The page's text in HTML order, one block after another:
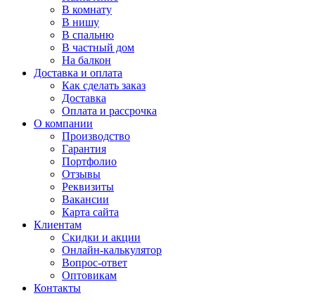
В комнату
В нишу
В спальню
В частный дом
На балкон
Доставка и оплата
Как сделать заказ
Доставка
Оплата и рассрочка
О компании
Производство
Гарантия
Портфолио
Отзывы
Реквизиты
Вакансии
Карта сайта
Клиентам
Скидки и акции
Онлайн-калькулятор
Вопрос-ответ
Оптовикам
Контакты